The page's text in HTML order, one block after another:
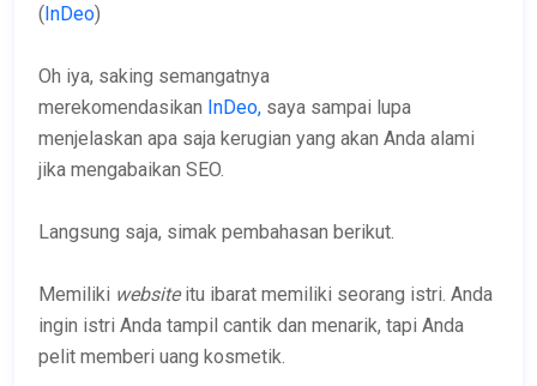
(InDeo)
Oh iya, saking semangatnya
merekomendasikan InDeo, saya sampai lupa
menjelaskan apa saja kerugian yang akan Anda alami
jika mengabaikan SEO.
Langsung saja, simak pembahasan berikut.
Memiliki websiteitu ibarat memiliki seorang istri. Anda
ingin istri Anda tampil cantik dan menarik, tapi Anda
pelit memberi uang kosmetik.